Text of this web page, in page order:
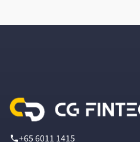
+65 6011 1415